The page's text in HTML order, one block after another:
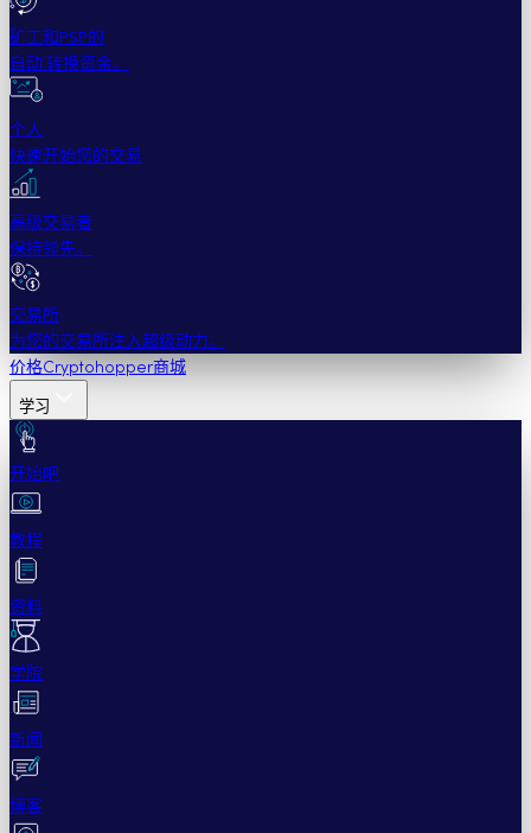
矿工和PSP的
自动 转换资金。
个人
快速开始您的交易
高级交易者
保持领先。
交易所
为您的交易所注入超级动力。
价格Cryptohopper商城
学习
开始吧
教程
资料
学院
新闻
博客